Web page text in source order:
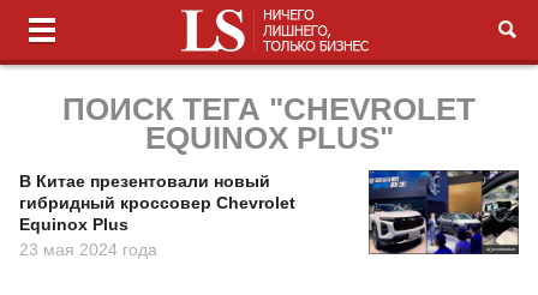
ПОИСК ТЕГА "CHEVROLET
EQUINOX PLUS"
В Китае презентовали новый
гибридный кроссовер Chevrolet
Equinox Plus
23 мая 2024 года